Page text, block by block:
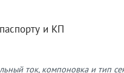
и КП
ток, компоновка и тип